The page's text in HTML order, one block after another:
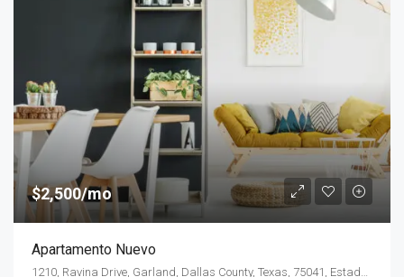
$2,500/mo
Apartamento Nuevo